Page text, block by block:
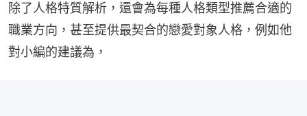
除了人格特質解析，還會為每種人格類型推薦合適的
職業方向，甚至提供最契合的戀愛對象人格，例如他
對小編的建議為，